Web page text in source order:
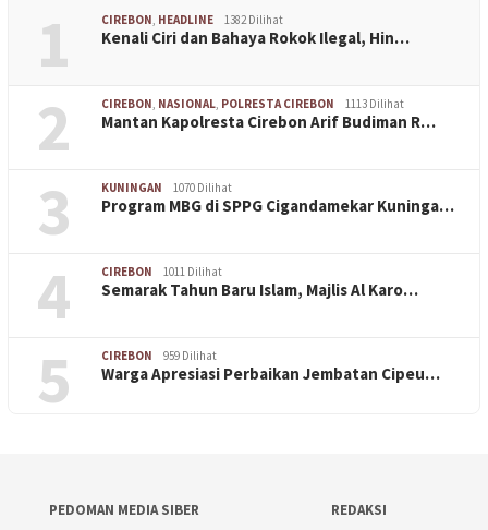
1 CIREBON HEADLINE 1382 Dilihat
Kenali Ciri dan Bahaya Rokok Ilegal, Hin…
2 CIREBON NASIONAL POLRESTA CIREBON 1113 Dilihat
Mantan Kapolresta Cirebon Arif Budiman R…
3 KUNINGAN 1070 Dilihat
Program MBG di SPPG Cigandamekar Kuninga…
4 CIREBON 1011 Dilihat
Semarak Tahun Baru Islam, Majlis Al Karo…
5 CIREBON 959 Dilihat
Warga Apresiasi Perbaikan Jembatan Cipeu…
PEDOMAN MEDIA SIBER
REDAKSI